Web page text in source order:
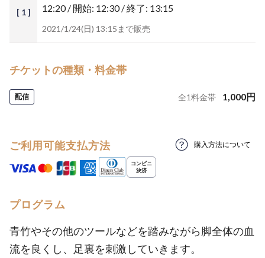
[ 1 ]
12:20 / 開始: 12:30 / 終了: 13:15
2021/1/24(日) 13:15まで販売
チケットの種類・料金帯
配信 全1料金帯 1,000円
ご利用可能支払方法 購入方法について
プログラム
青竹やその他のツールなどを踏みながら脚全体の血
流を良くし、足裏を刺激していきます。